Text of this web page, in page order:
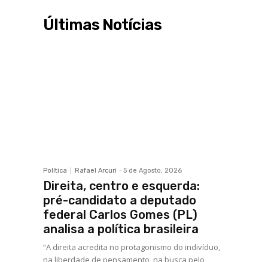
Últimas Notícias
Política Rafael Arcuri - 5 de Agosto, 2026
Direita, centro e esquerda:
pré-candidato a deputado
federal Carlos Gomes (PL)
analisa a política brasileira
“A direita acredita no protagonismo do indivíduo,
na liberdade de pensamento, na busca pelo